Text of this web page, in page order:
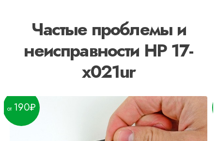
Частые проблемы и
неисправности HP 17-
x021ur
190